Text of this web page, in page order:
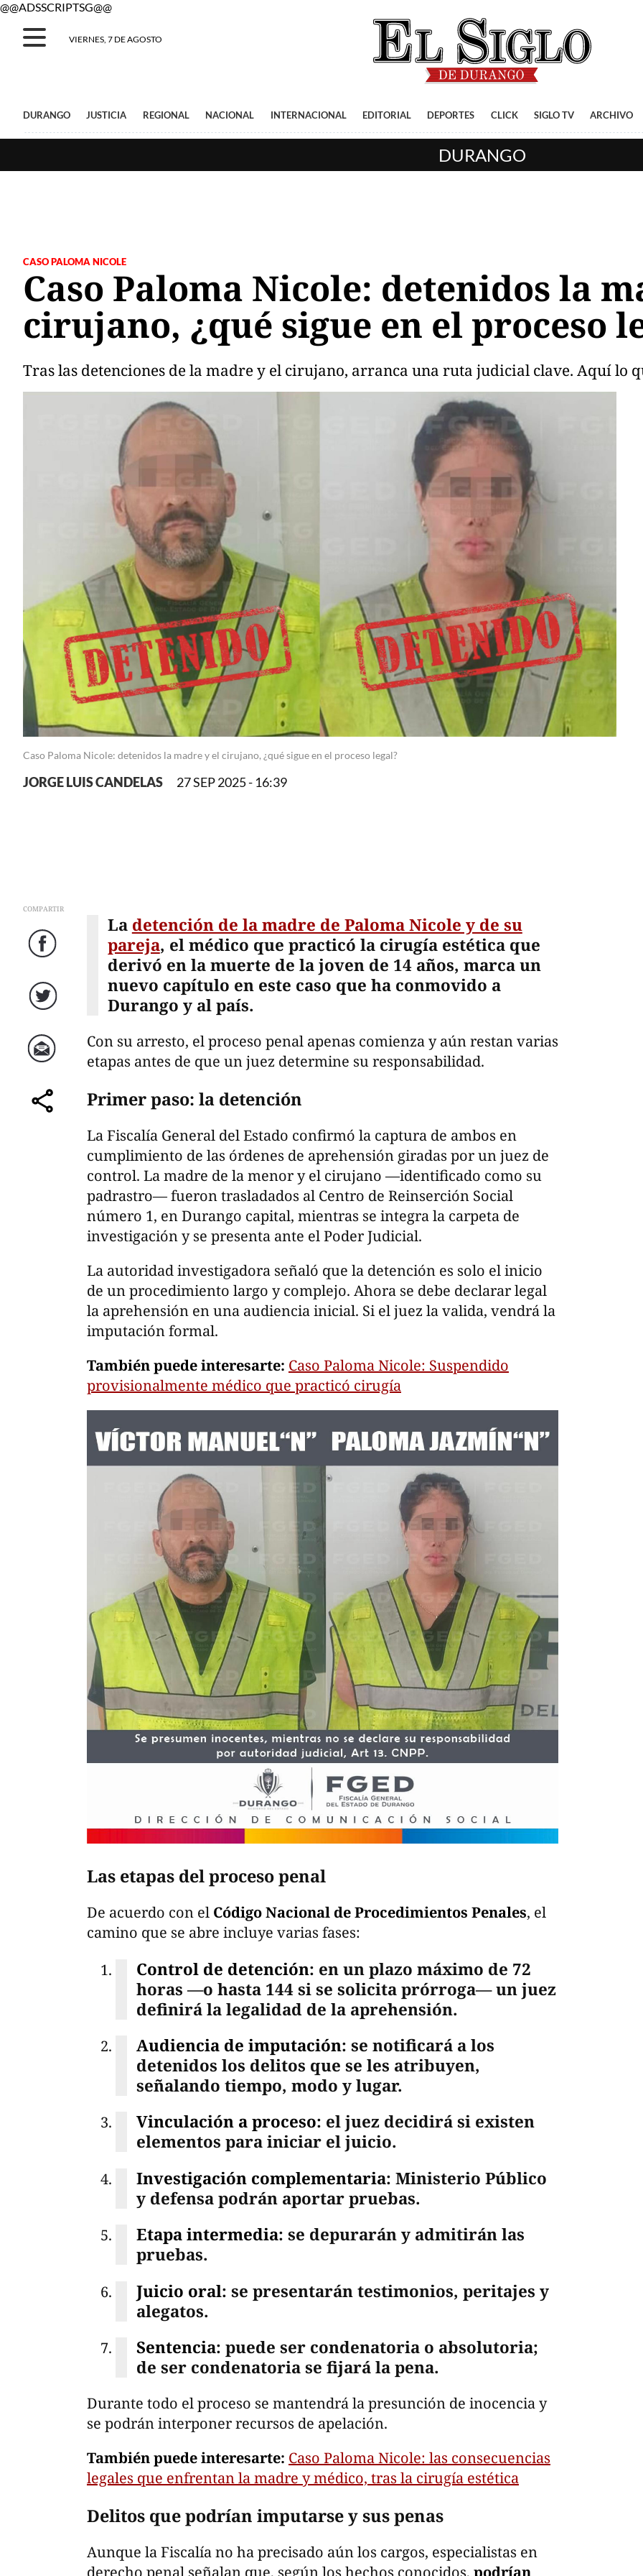
@@ADSSCRIPTSG@@
VIERNES, 7 DE AGOSTO
DURANGO JUSTICIA REGIONAL NACIONAL INTERNACIONAL EDITORIAL DEPORTES CLICK SIGLO TV ARCHIVO
DURANGO
CASO PALOMA NICOLE
Caso Paloma Nicole: detenidos la
cirujano, ¿qué sigue en el proceso
Tras las detenciones de la madre y el cirujano, arranca una ruta judicial clave. Aquí lo
Caso Paloma Nicole: detenidos la madre y el cirujano, ¿qué sigue en el proceso legal?
JORGE LUIS CANDELAS 27 SEP 2025 - 16:39
COMPARTIR
Facebook
Twitter
Correo
comparte
La detención de la madre de Paloma Nicole y de su
pareja, el médico que practicó la cirugía estética que
derivó en la muerte de la joven de 14 años, marca un
nuevo capítulo en este caso que ha conmovido a
Durango y al país.
Con su arresto, el proceso penal apenas comienza y aún restan varias
etapas antes de que un juez determine su responsabilidad.
Primer paso: la detención
La Fiscalía General del Estado confirmó la captura de ambos en
cumplimiento de las órdenes de aprehensión giradas por un juez de
control. La madre de la menor y el cirujano —identificado como su
padrastro— fueron trasladados al Centro de Reinserción Social
número 1, en Durango capital, mientras se integra la carpeta de
investigación y se presenta ante el Poder Judicial.
La autoridad investigadora señaló que la detención es solo el inicio
de un procedimiento largo y complejo. Ahora se debe declarar legal
la aprehensión en una audiencia inicial. Si el juez la valida, vendrá la
imputación formal.
También puede interesarte: Caso Paloma Nicole: Suspendido
provisionalmente médico que practicó cirugía
Las etapas del proceso penal
De acuerdo con el Código Nacional de Procedimientos Penales, el
camino que se abre incluye varias fases:
Control de detención: en un plazo máximo de 72
horas —o hasta 144 si se solicita prórroga— un juez
definirá la legalidad de la aprehensión.
Audiencia de imputación: se notificará a los
detenidos los delitos que se les atribuyen,
señalando tiempo, modo y lugar.
Vinculación a proceso: el juez decidirá si existen
elementos para iniciar el juicio.
Investigación complementaria: Ministerio Público
y defensa podrán aportar pruebas.
Etapa intermedia: se depurarán y admitirán las
pruebas.
Juicio oral: se presentarán testimonios, peritajes y
alegatos.
Sentencia: puede ser condenatoria o absolutoria;
de ser condenatoria se fijará la pena.
Durante todo el proceso se mantendrá la presunción de inocencia y
se podrán interponer recursos de apelación.
También puede interesarte: Caso Paloma Nicole: las consecuencias
legales que enfrentan la madre y médico, tras la cirugía estética
Delitos que podrían imputarse y sus penas
Aunque la Fiscalía no ha precisado aún los cargos, especialistas en